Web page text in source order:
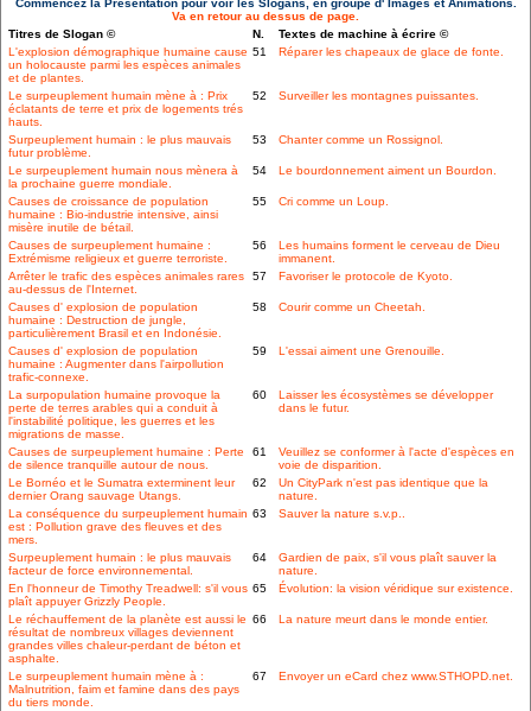
Commencez la Présentation pour voir les Slogans, en groupe d' Images et Animations.
Va en retour au dessus de page.
Titres de Slogan ©
N.
Textes de machine à écrire ©
L'explosion démographique humaine cause
un holocauste parmi les espèces animales
et de plantes.
51 Réparer les chapeaux de glace de fonte.
Le surpeuplement humain mène à : Prix
éclatants de terre et prix de logements trés
hauts.
52 Surveiller les montagnes puissantes.
Surpeuplement humain : le plus mauvais
futur problème.
53 Chanter comme un Rossignol.
Le surpeuplement humain nous mènera à
la prochaine guerre mondiale.
54 Le bourdonnement aiment un Bourdon.
Causes de croissance de population
humaine : Bio-industrie intensive, ainsi
misère inutile de bétail.
55 Cri comme un Loup.
Causes de surpeuplement humaine :
Extrémisme religieux et guerre terroriste.
56
Les humains forment le cerveau de Dieu
immanent.
Arrêter le trafic des espèces animales rares
au-dessus de l'Internet.
57 Favoriser le protocole de Kyoto.
Causes d' explosion de population
humaine : Destruction de jungle,
particulièrement Brasil et en Indonésie.
58 Courir comme un Cheetah.
Causes d' explosion de population
humaine : Augmenter dans l'airpollution
trafic-connexe.
59 L'essai aiment une Grenouille.
La surpopulation humaine provoque la
perte de terres arables qui a conduit à
l'instabilité politique, les guerres et les
migrations de masse.
60
Laisser les écosystèmes se développer
dans le futur.
Causes de surpeuplement humaine : Perte
de silence tranquille autour de nous.
61
Veuillez se conformer à l'acte d'espèces en
voie de disparition.
Le Bornéo et le Sumatra exterminent leur
dernier Orang sauvage Utangs.
62
Un CityPark n'est pas identique que la
nature.
La conséquence du surpeuplement humain
est : Pollution grave des fleuves et des
mers.
63 Sauver la nature s.v.p..
Surpeuplement humain : le plus mauvais
facteur de force environnemental.
64
Gardien de paix, s'il vous plaît sauver la
nature.
En l'honneur de Timothy Treadwell: s'il vous
plaît appuyer Grizzly People.
65 Évolution: la vision véridique sur existence.
Le réchauffement de la planète est aussi le
résultat de nombreux villages deviennent
grandes villes chaleur-perdant de béton et
asphalte.
66 La nature meurt dans le monde entier.
Le surpeuplement humain mène à :
Malnutrition, faim et famine dans des pays
du tiers monde.
67 Envoyer un eCard chez www.STHOPD.net.